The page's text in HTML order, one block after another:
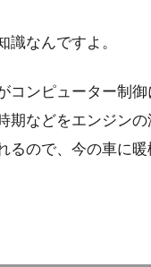
識なんですよ。
コンピューター制御
期などをエンジン
るので、今の車に